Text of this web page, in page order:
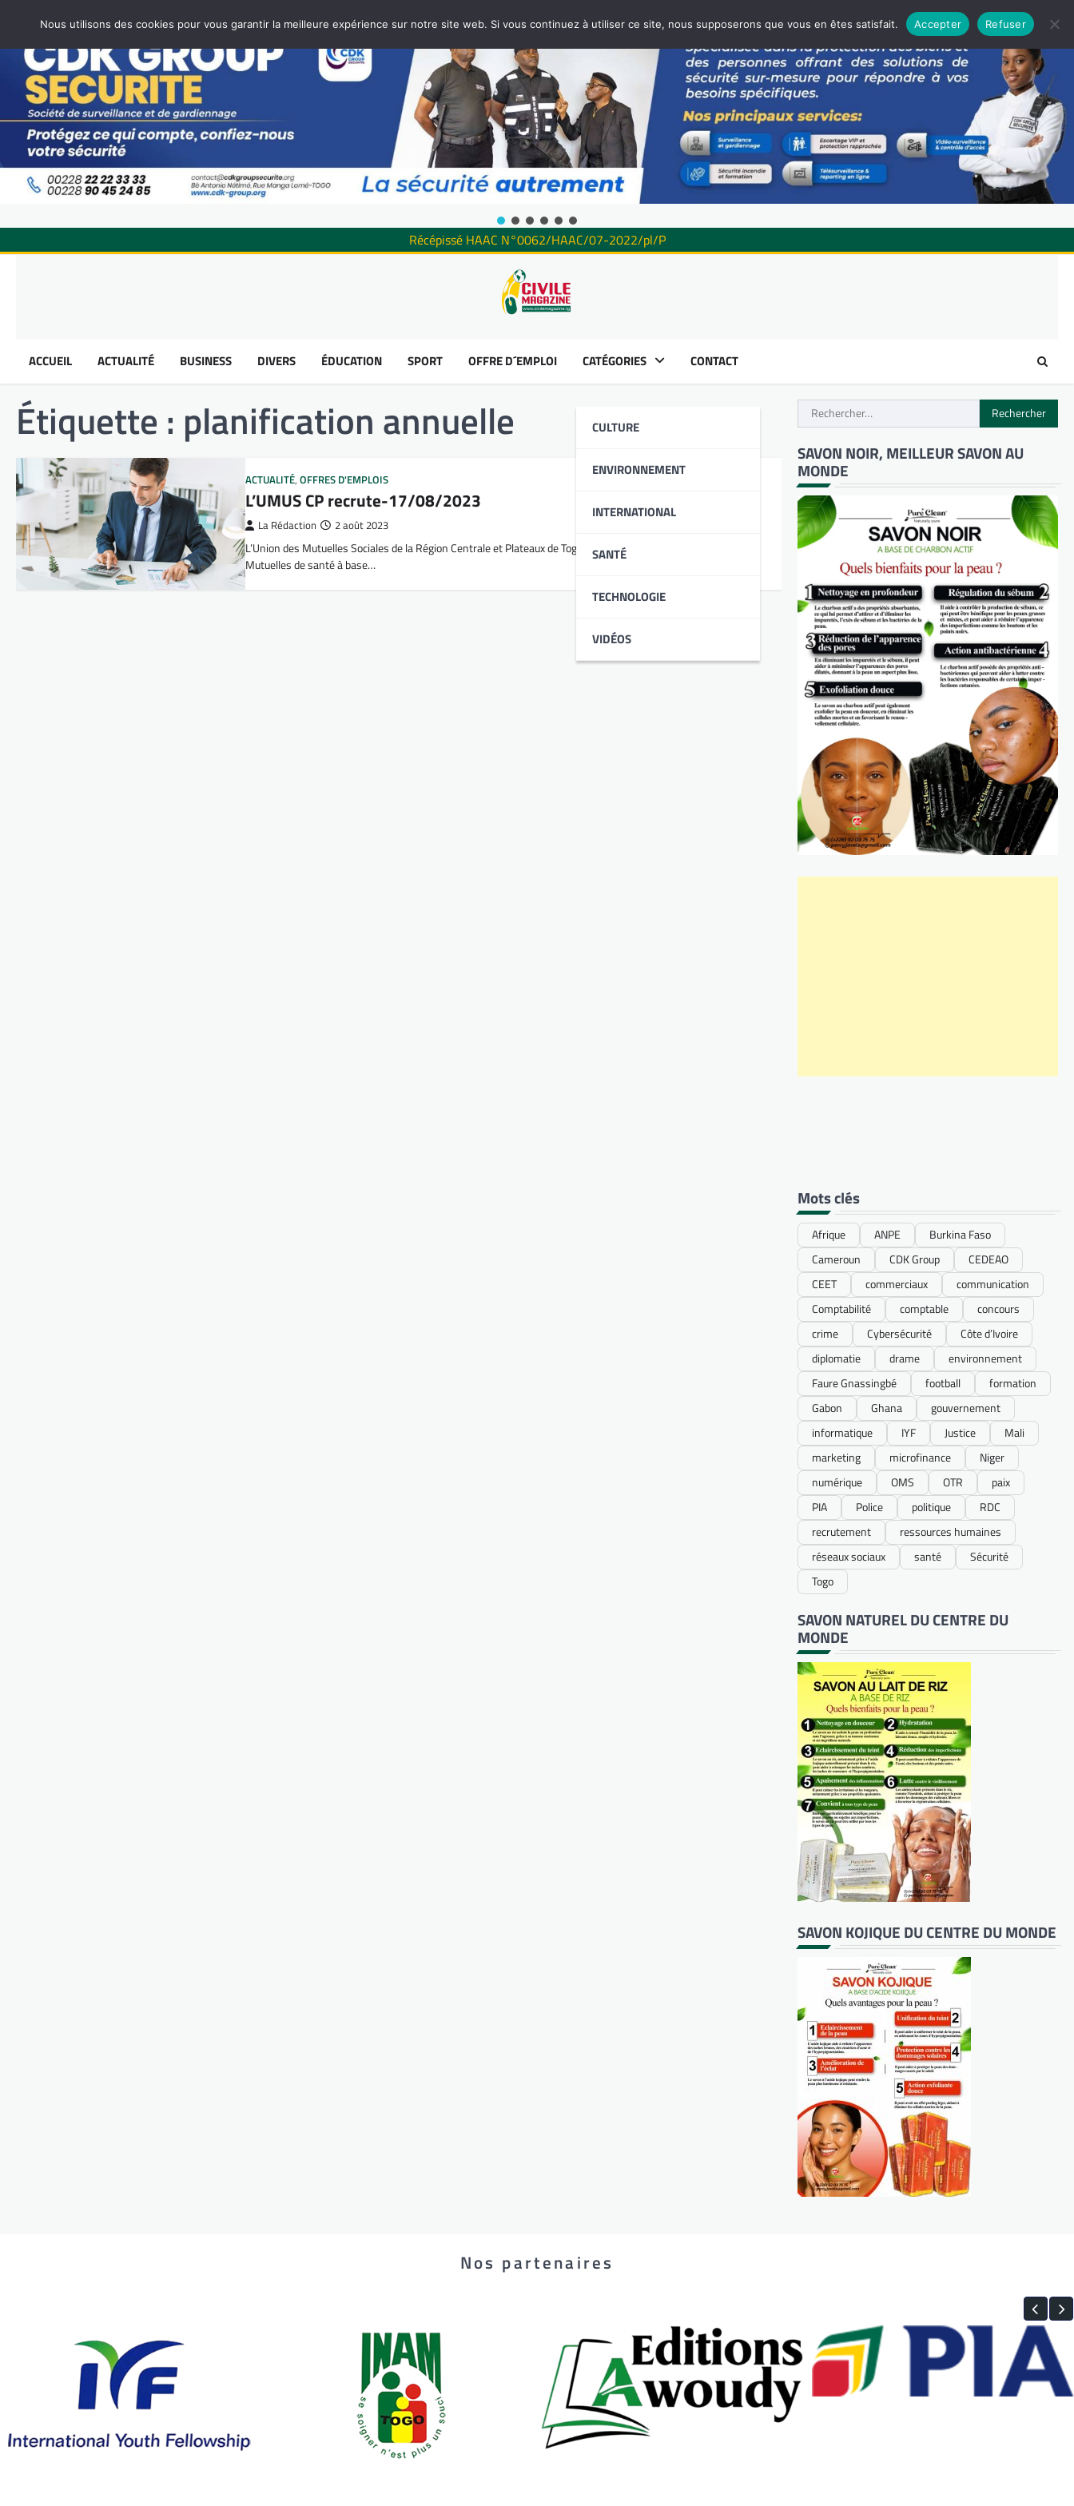
Récépissé HAAC N°0062/HAAC/07-2022/pl/P
ACCUEIL ACTUALITÉ BUSINESS DIVERS ÉDUCATION SPORT OFFRE D´EMPLOI CATÉGORIES
CULTURE
ENVIRONNEMENT
INTERNATIONAL
SANTÉ
TECHNOLOGIE
VIDÉOS
CONTACT
Étiquette : planification annuelle
ACTUALITÉ,OFFRES D'EMPLOIS
L’UMUS CP recrute-17/08/2023
La Rédaction 2 août 2023
L’Union des Mutuelles Sociales de la Région Centrale et Plateaux de Togo (UMUS-CP) regroupe cinq (5)
Mutuelles de santé à base…
Rechercher :
SAVON NOIR, MEILLEUR SAVON AU
MONDE
Mots clés
Afrique ANPE
Burkina Faso
Cameroun
CDK Group
CEDEAO
CEET
commerciaux
communication
Comptabilité
comptable
concours
crime
Cybersécurité
Côte d’Ivoire
diplomatie
drame
environnement
Faure Gnassingbé
football
formation
Gabon
Ghana
gouvernement
informatique
IYF Justice
Mali
marketing
microfinance
Niger
numérique
OMS OTR
paix
PIA
Police politique
RDC
recrutement
ressources humaines
réseaux sociaux
santé
Sécurité
Togo
SAVON NATUREL DU CENTRE DU
MONDE
SAVON KOJIQUE DU CENTRE DU MONDE
Nos partenaires
Nous utilisons des cookies pour vous garantir la meilleure expérience sur notre site web. Si vous continuez à utiliser ce site, nous supposerons que vous en êtes satisfait. Accepter Refuser